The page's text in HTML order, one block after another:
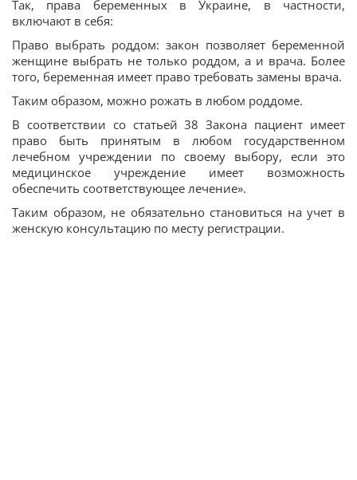
Так, права беременных в Украине, в частности,
включают в себя:
Право выбрать роддом: закон позволяет беременной
женщине выбрать не только роддом, а и врача. Более
того, беременная имеет право требовать замены врача.
Таким образом, можно рожать в любом роддоме.
В соответствии со статьей 38 Закона пациент имеет
право быть принятым в любом государственном
лечебном учреждении по своему выбору, если это
медицинское учреждение имеет возможность
обеспечить соответствующее лечение».
Таким образом, не обязательно становиться на учет в
женскую консультацию по месту регистрации.